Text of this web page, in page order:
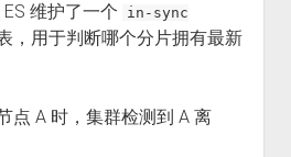
维护了一个
in-sync
，用于判断哪个分片拥有最新
点 A 时，集群检测到 A 离